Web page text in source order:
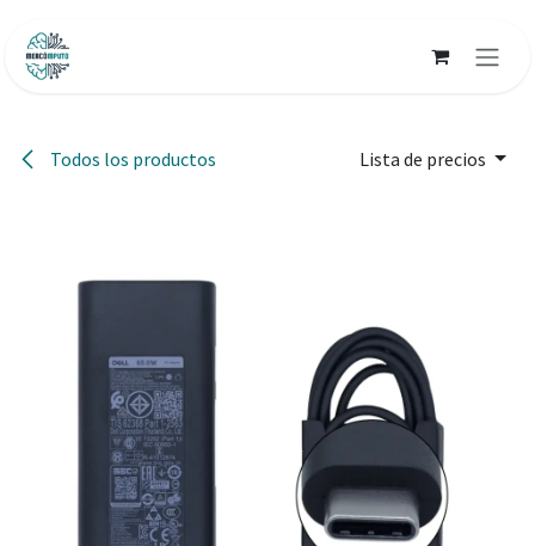
Todos los productos Lista de precios